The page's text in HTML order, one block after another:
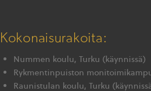
Kokonaisurakoita:
Nummen koulu, Turku (käynnissä)
Rykmentinpuiston
Raunistulan koulu, Turku